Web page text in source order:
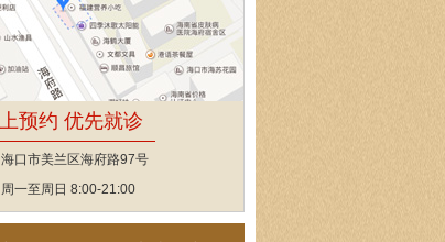
预约 优先就诊
口市美兰区海府路97号
一至周日 8:00-21:00